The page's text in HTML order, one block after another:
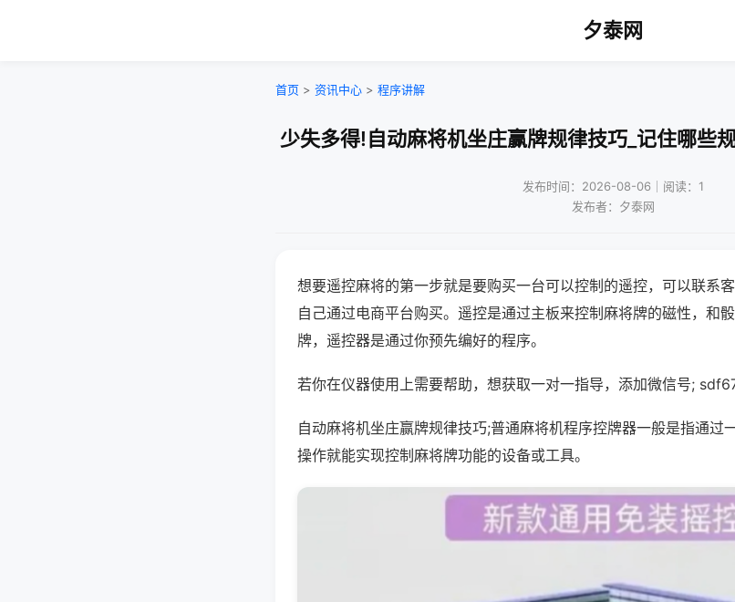
夕泰网
首页 > 资讯中心 > 程序讲解
少失多得!自动麻将机坐庄赢牌规律技巧_记住哪些
发布时间：2026-08-06｜阅读：1
发布者：夕泰网
想要遥控麻将的第一步就是要购买一台可以控制的遥控，可以联系
自己通过电商平台购买。遥控是通过主板来控制麻将牌的磁性，和
牌，遥控器是通过你预先编好的程序。
若你在仪器使用上需要帮助，想获取一对一指导，添加微信号;
自动麻将机坐庄赢牌规律技巧;普通麻将机程序控牌器一般是指通过
操作就能实现控制麻将牌功能的设备或工具。